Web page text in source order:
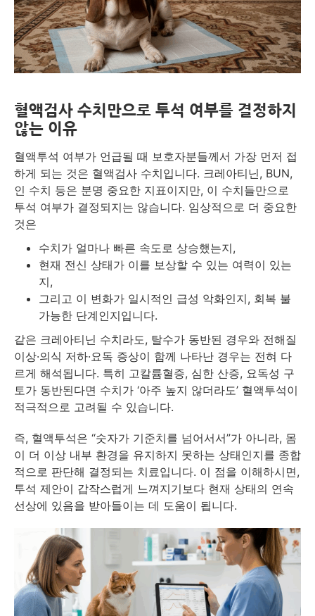
혈액검사 수치만으로 투석 여부를 결정하지
않는 이유
혈액투석 여부가 언급될 때 보호자분들께서 가장 먼저 접
하게 되는 것은 혈액검사 수치입니다. 크레아티닌, BUN,
인 수치 등은 분명 중요한 지표이지만, 이 수치들만으로
투석 여부가 결정되지는 않습니다. 임상적으로 더 중요한
것은
수치가 얼마나 빠른 속도로 상승했는지,
현재 전신 상태가 이를 보상할 수 있는 여력이 있는
지,
그리고 이 변화가 일시적인 급성 악화인지, 회복 불
가능한 단계인지입니다.
같은 크레아티닌 수치라도, 탈수가 동반된 경우와 전해질
이상·의식 저하·요독 증상이 함께 나타난 경우는 전혀 다
르게 해석됩니다. 특히 고칼륨혈증, 심한 산증, 요독성 구
토가 동반된다면 수치가 ‘아주 높지 않더라도’ 혈액투석이
적극적으로 고려될 수 있습니다.
즉, 혈액투석은 “숫자가 기준치를 넘어서서”가 아니라, 몸
이 더 이상 내부 환경을 유지하지 못하는 상태인지를 종합
적으로 판단해 결정되는 치료입니다. 이 점을 이해하시면,
투석 제안이 갑작스럽게 느껴지기보다 현재 상태의 연속
선상에 있음을 받아들이는 데 도움이 됩니다.